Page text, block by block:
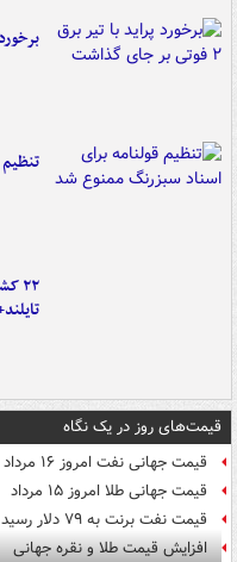
برخورد
۲۲
قیمت‌های روز در یک نگاه
قیمت جهانی نفت امروز ۱۶ مرداد
قیمت جهانی طلا امروز ۱۵ مرداد
قیمت نفت برنت به ۷۹ دلار رسید
افزایش قیمت طلا و نقره جهانی